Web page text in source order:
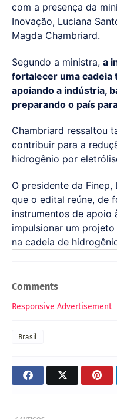
com a presença da
Inovação, Luciana
Magda Chambriard.
Segundo a ministra, a
fortalecer uma cadeia
apoiando a indústria,
preparando o país
Chambriard ressaltou
contribuir para a
hidrogênio por
O presidente da
que o edital reúne, de
instrumentos de apoio
impulsionar um
na cadeia de
Comments
Responsive Advertisement
Brasil